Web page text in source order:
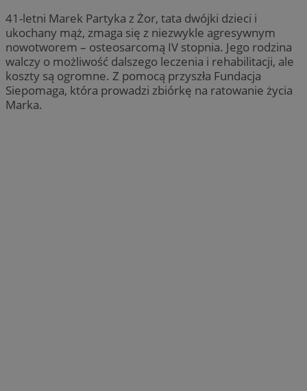
41-letni Marek Partyka z Żor, tata dwójki dzieci i
ukochany mąż, zmaga się z niezwykle agresywnym
nowotworem – osteosarcomą IV stopnia. Jego rodzina
walczy o możliwość dalszego leczenia i rehabilitacji, ale
koszty są ogromne. Z pomocą przyszła Fundacja
Siepomaga, która prowadzi zbiórkę na ratowanie życia
Marka.